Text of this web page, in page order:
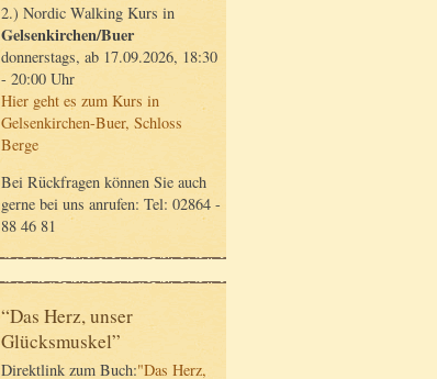
2.) Nordic Walking Kurs in
Gelsenkirchen/Buer
donnerstags, ab 17.09.2026, 18:30
- 20:00 Uhr
Hier geht es zum Kurs in
Gelsenkirchen-Buer, Schloss
Berge
Bei Rückfragen können Sie auch
gerne bei uns anrufen: Tel: 02864 -
88 46 81
“Das Herz, unser
Glücksmuskel”
Direktlink zum Buch:"Das Herz,